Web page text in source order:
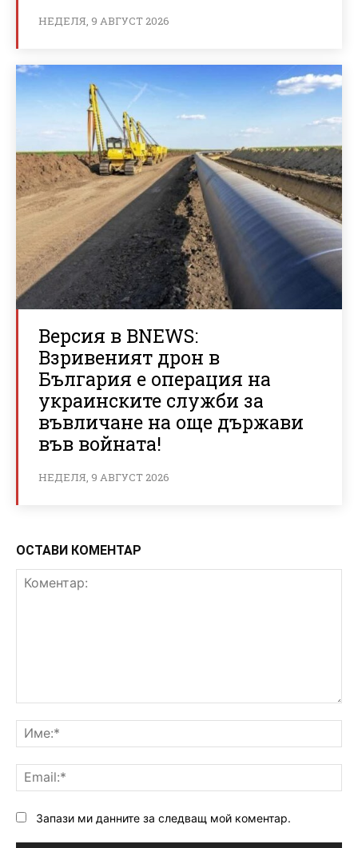
НЕДЕЛЯ, 9 АВГУСТ 2026
Версия в BNEWS:
Взривеният дрон в
България е операция на
украинските служби за
въвличане на още държави
във войната!
НЕДЕЛЯ, 9 АВГУСТ 2026
ОСТАВИ КОМЕНТАР
Запази ми данните за следващ мой коментар.